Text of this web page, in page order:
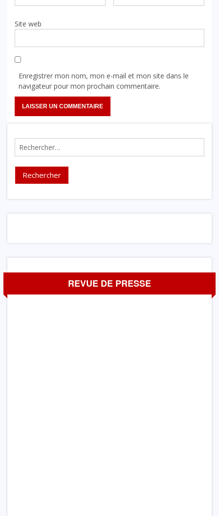
Site web
Enregistrer mon nom, mon e-mail et mon site dans le
navigateur pour mon prochain commentaire.
Rechercher :
REVUE DE PRESSE